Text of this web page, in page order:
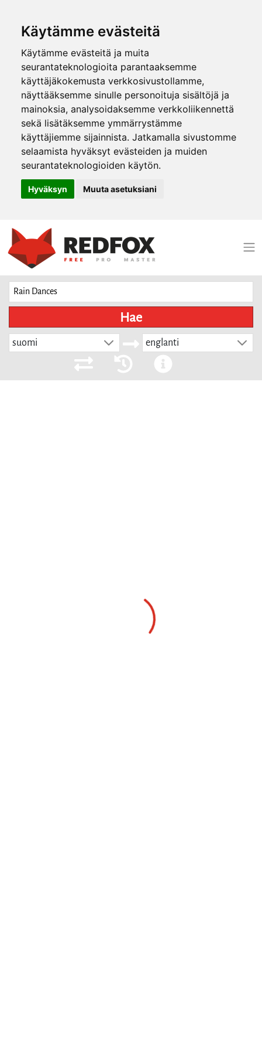
Käytämme evästeitä
Käytämme evästeitä ja muita
seurantateknologioita parantaaksemme
käyttäjäkokemusta verkkosivustollamme,
näyttääksemme sinulle personoituja sisältöjä ja
mainoksia, analysoidaksemme verkkoliikennettä
sekä lisätäksemme ymmärrystämme
käyttäjiemme sijainnista. Jatkamalla sivustomme
selaamista hyväksyt evästeiden ja muiden
seurantateknologioiden käytön.
Hyväksyn Muuta asetuksiani
Hae
suomi englanti